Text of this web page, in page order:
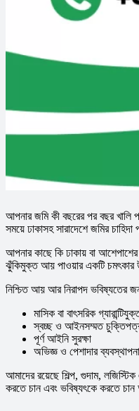
আপনার জমি কী বছরের পর বছর
সময়ে ঢাকাসহ সারাদেশে জমির
আপনার কাছে কি ঢাকায় বা
ঝুঁকিমুক্ত আয় পাওয়ার একটি চমৎকার
নিশ্চিত আয় আর নিরাপদ ভবিষ্যতের
মাসিক বা বাৎসরিক
স্বচ্ছ ও আইনসম্মত
পূর্ণ আইনি সুরক্ষা
অভিজ্ঞ ও পেশাদার ব্যবস্থাপনা
আমাদের রয়েছে শিল্প, গুদাম,
করতে চান এবং ভবিষ্যৎকে করতে চান